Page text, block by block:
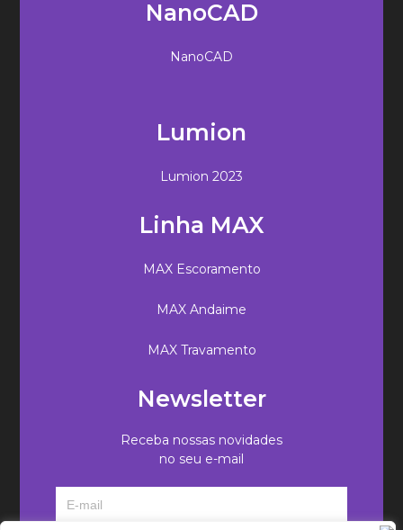
NanoCAD
NanoCAD
Lumion
Lumion 2023
Linha MAX
MAX Escoramento
MAX Andaime
MAX Travamento
Newsletter
Receba nossas novidades
no seu e-mail